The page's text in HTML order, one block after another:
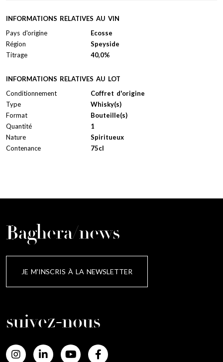
INFORMATIONS RELATIVES AU VIN
Pays d'origine
Ecosse
Région
Speyside
Titrage
40,0%
INFORMATIONS RELATIVES AU LOT
Conditionnement
Coffret d'origine
Type
Whisky(s)
Format
Bouteille(s)
Quantité
1
Nature
Spiritueux
Contenance
75cl
Baghera/news
JE M'INSCRIS À LA NEWSLETTER
suivez-nous